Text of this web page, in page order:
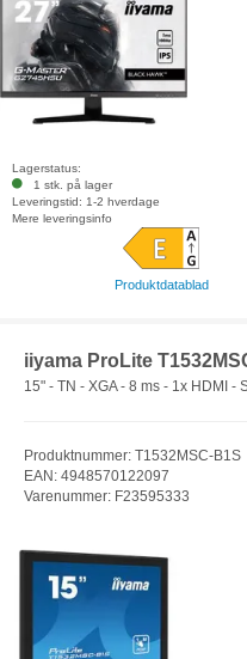
Lagerstatus:
1 stk. på lager
Leveringstid: 1-2 hverdage
Mere leveringsinfo
Produktdatablad
iiyama ProLite
15" - TN - XGA - 8 ms - 1x HDMI -
Produktnummer: T1532MSC-B1S
EAN: 4948570122097
Varenummer: F23595333